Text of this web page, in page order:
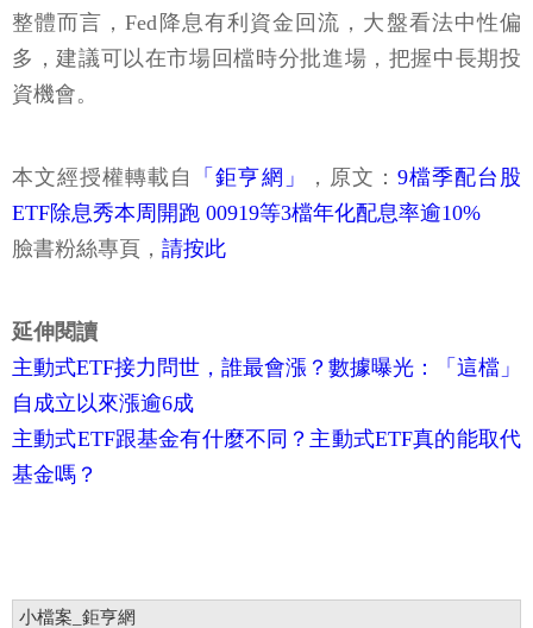
整體而言，Fed降息有利資金回流，大盤看法中性偏
多，建議可以在市場回檔時分批進場，把握中長期投
資機會。
本文經授權轉載自 「鉅亨網」 ，原文： 9檔季配台股
ETF除息秀本周開跑 00919等3檔年化配息率逾10%
臉書粉絲專頁， 請按此
延伸閱讀
主動式ETF接力問世，誰最會漲？數據曝光：「這檔」
自成立以來漲逾6成
主動式ETF跟基金有什麼不同？主動式ETF真的能取代
基金嗎？
小檔案_鉅亨網